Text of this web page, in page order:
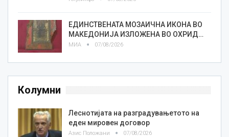
ЕДИНСТВЕНАТА МОЗАИЧНА ИКОНА ВО
МАКЕДОНИЈА ИЗЛОЖЕНА ВО ОХРИД…
МИА 07/08/2026
Колумни
Леснотијата на разградувањетото на
еден мировен договор
Азис Положани 07/08/2026